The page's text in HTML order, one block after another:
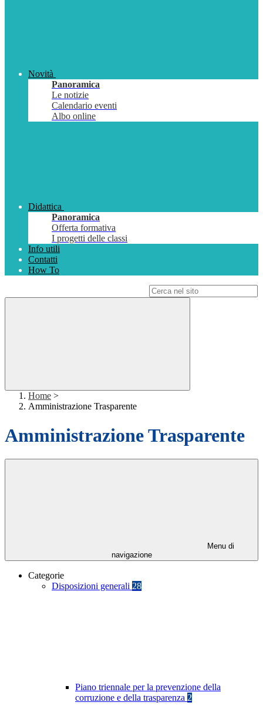
Novità
Panoramica
Le notizie
Calendario eventi
Albo online
Didattica
Panoramica
Offerta formativa
I progetti delle classi
Info utili
Contatti
How To
Home >
Amministrazione Trasparente
Amministrazione Trasparente
Menu di
navigazione
Categorie
Disposizioni generali 28
Piano triennale per la prevenzione della
corruzione e della trasparenza 2